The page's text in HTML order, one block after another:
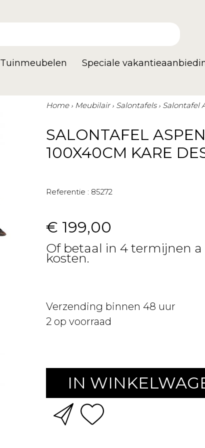
Tuinmeubelen Speciale
Home Meubilair Salontafels Salontafel
SALONTAFEL
100X40CM KARE
Referentie : 85272
€ 199,00
Of betaal in 4 termijnen a
kosten.
Verzending binnen 48 uur
2 op voorraad
IN